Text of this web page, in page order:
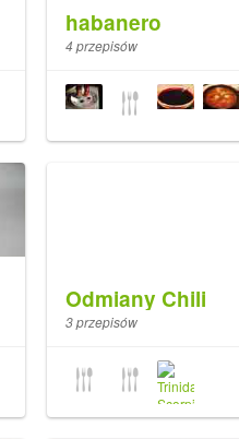
habanero
4 przepisów
Odmiany Chili
3 przepisów